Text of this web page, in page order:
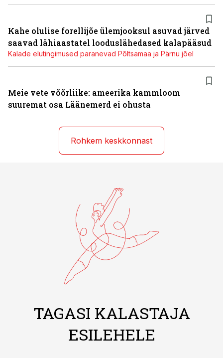
Kahe olulise forellijõe ülemjooksul asuvad järved
saavad lähiaastatel looduslähedased kalapääsud
Kalade elutingimused paranevad Põltsamaa ja Pärnu jõel
Meie vete võõrliike: ameerika kammloom
suuremat osa Läänemerd ei ohusta
Rohkem keskkonnast
TAGASI KALASTAJA
ESILEHELE